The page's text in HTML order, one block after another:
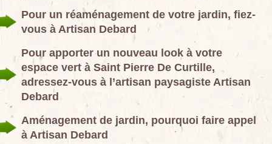
Pour un réaménagement de votre jardin, fiez-
vous à Artisan Debard
Pour apporter un nouveau look à votre
espace vert à Saint Pierre De Curtille,
adressez-vous à l’artisan paysagiste Artisan
Debard
Aménagement de jardin, pourquoi faire appel
à Artisan Debard